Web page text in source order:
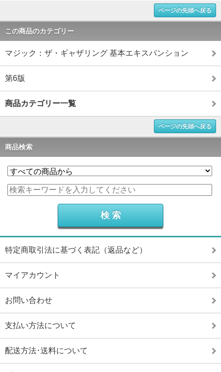
ページの先頭へ戻る
この商品のカテゴリー
マジック：ザ・ギャザリング 基本エキスパンション
第6版
商品カテゴリー一覧
ページの先頭へ戻る
商品検索
特定商取引法に基づく表記（返品など）
マイアカウント
お問い合わせ
支払い方法について
配送方法･送料について